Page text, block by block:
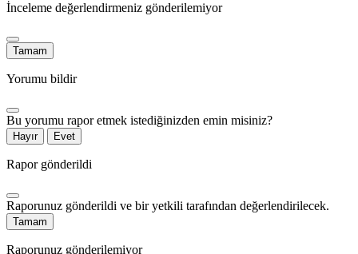
İnceleme değerlendirmeniz gönderilemiyor
Tamam
Yorumu bildir
Bu yorumu rapor etmek istediğinizden emin misiniz?
Hayır Evet
Rapor gönderildi
Raporunuz gönderildi ve bir yetkili tarafından değerlendirilecek.
Tamam
Raporunuz gönderilemiyor